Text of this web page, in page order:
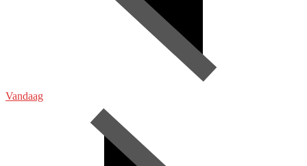
Vandaag